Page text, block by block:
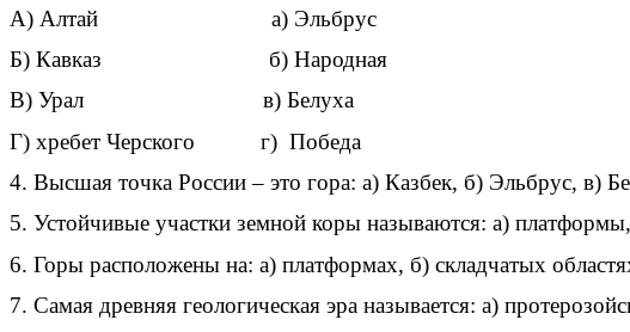
А) Алтай а) Эльбрус
Б) Кавказ б) Народная
В) Урал в) Белуха
Г) хребет Черского г) Победа
4. Высшая точка России – это гора: а) Казбек, б) Эльбрус, в)
5. Устойчивые участки земной коры называются: а)
6. Горы расположены на: а) платформах, б) складчатых
7. Самая древняя геологическая эра называется: а)